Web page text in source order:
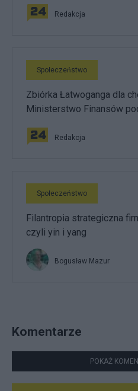
Redakcja
Społeczeństwo
Zbiórka Łatwoganga dla
Ministerstwo Finansów
Redakcja
Społeczeństwo
Filantropia strategiczna
czyli yin i yang
Bogusław Mazur
Komentarze
POKAŻ